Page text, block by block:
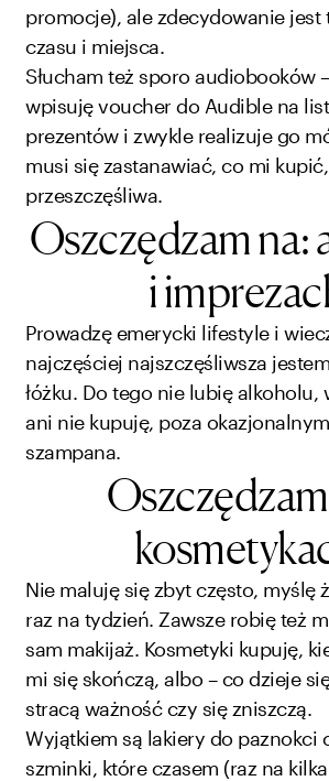
promocje), ale zdecydowanie jest
czasu i miejsca.
Słucham też sporo audiobooków
wpisuję voucher do Audible na
prezentów i zwykle realizuje go
musi się zastanawiać, co mi
przeszczęśliwa.
Oszczędzam na:
i
Prowadzę emerycki lifestyle i
najczęściej najszczęśliwsza
łóżku. Do tego nie lubię alkoholu,
ani nie kupuję, poza
szampana.
Nie maluję się zbyt często, myślę
raz na tydzień. Zawsze robię też
sam makijaż. Kosmetyki kupuję,
mi się skończą, albo – co dzieje
stracą ważność czy się zniszczą.
Wyjątkiem są lakiery do paznokci
szminki, które czasem (raz na